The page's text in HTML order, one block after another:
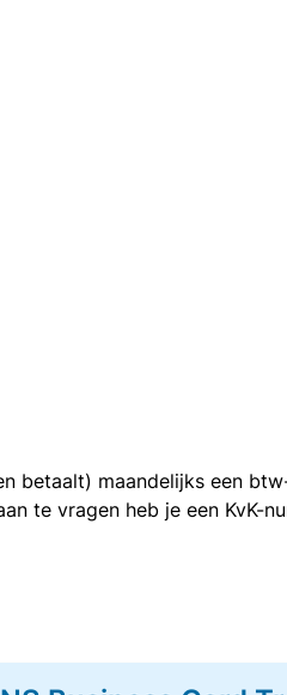
betaalt) maandelijks een
te vragen heb je een KvK-